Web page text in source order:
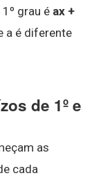
grau é ax +
a é diferente
de 1º e
as
cada